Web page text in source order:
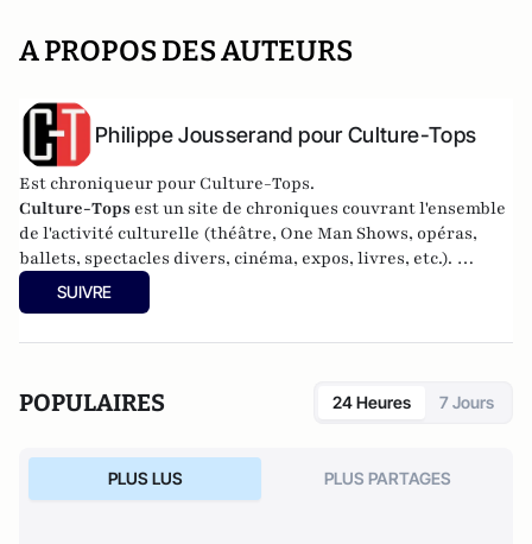
A PROPOS DES AUTEURS
Philippe Jousserand pour Culture-Tops
Est chroniqueur pour Culture-Tops.
Culture-Tops est un site de chroniques couvrant l'ensemble
de l'activité culturelle (théâtre, One Man Shows, opéras,
ballets, spectacles divers, cinéma, expos, livres, etc.).
Culture-Tops a été créé en novembre 2013 par Jacques
Paugam , journaliste et écrivain, et son fils, Gabriel
SUIVRE
POPULAIRES 24 Heures 7 Jours
PLUS LUS PLUS PARTAGES